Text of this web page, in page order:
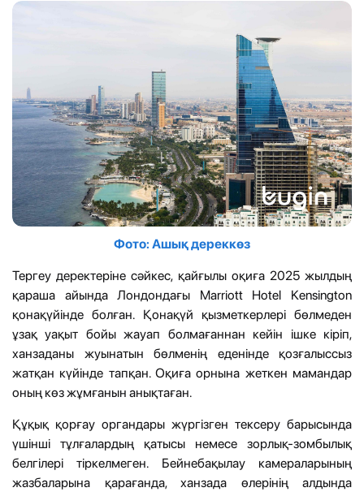
Фото: Ашық дереккөз
Тергеу деректеріне сәйкес, қайғылы оқиға 2025 жылдың
қараша айында Лондондағы Marriott Hotel Kensington
қонақүйінде болған. Қонақүй қызметкерлері бөлмеден
ұзақ уақыт бойы жауап болмағаннан кейін ішке кіріп,
ханзаданы жуынатын бөлменің еденінде қозғалыссыз
жатқан күйінде тапқан. Оқиға орнына жеткен мамандар
оның көз жұмғанын анықтаған.
Құқық қорғау органдары жүргізген тексеру барысында
үшінші тұлғалардың қатысы немесе зорлық-зомбылық
белгілері тіркелмеген. Бейнебақылау камераларының
жазбаларына қарағанда, ханзада өлерінің алдында